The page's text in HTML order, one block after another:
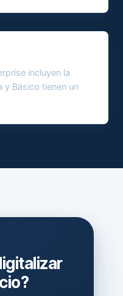
incluyen la
y Básico tienen un